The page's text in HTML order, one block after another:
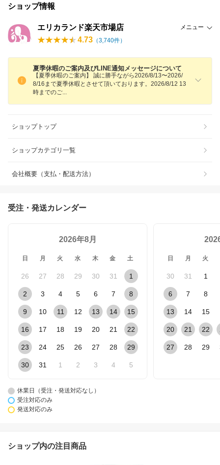
ショップ情報
エリカランド楽天市場店 メニュー
4.73 （3,740件）
夏季休暇のご案内及びLINE通知メッセージについて
【夏季休暇のご案内】 誠に勝手ながら2026/8/13〜2026/
8/16まで夏季休暇とさせて頂いております。2026/8/12 13
時までのご
ショップトップ
ショップカテゴリ一覧
会社概要（支払・配送方法）
受注・発送カレンダー
2026年8月
日 月 火 水 木 金 土
26 27 28 29 30 31 1
2 3 4 5 6 7 8
9 10 11 12 13 14 15
16 17 18 19 20 21 22
23 24 25 26 27 28 29
30 31 1 2 3 4 5
日 月 火
30 31 1
6 7 8
13 14 15
20 21 22
27 28 29
休業日（受注・発送対応なし）
受注対応のみ
発送対応のみ
ショップ内の注目商品